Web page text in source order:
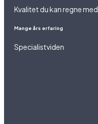
Kvalitet du kan regne med
Mange års erfaring
Specialistviden